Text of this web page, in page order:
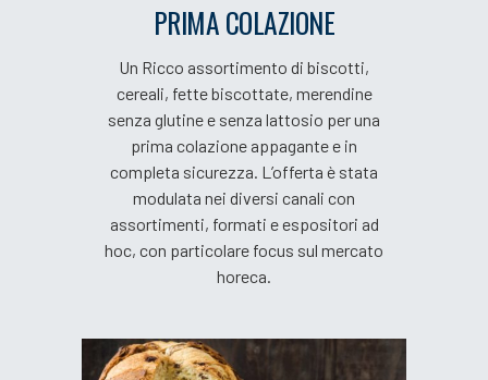
PRIMA COLAZIONE
Un Ricco assortimento di biscotti,
cereali, fette biscottate, merendine
senza glutine e senza lattosio per una
prima colazione appagante e in
completa sicurezza. L’offerta è stata
modulata nei diversi canali con
assortimenti, formati e espositori ad
hoc, con particolare focus sul mercato
horeca.